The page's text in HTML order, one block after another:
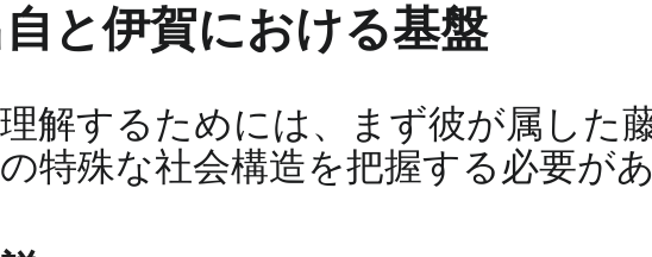
と伊賀における基盤
解するためには、まず彼が属した
特殊な社会構造を把握する必要が